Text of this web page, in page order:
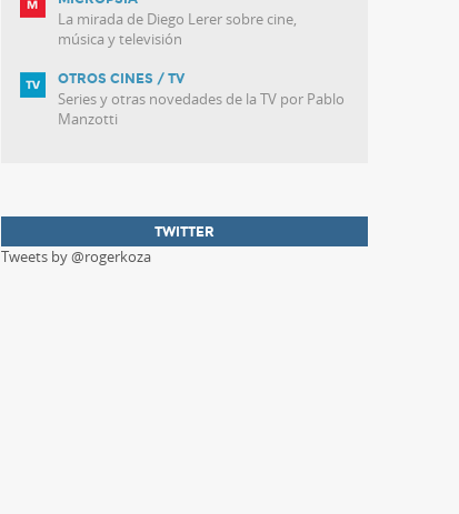
La mirada de Diego Lerer sobre cine,
música y televisión
OTROS CINES / TV
Series y otras novedades de la TV por Pablo
Manzotti
TWITTER
Tweets by @rogerkoza